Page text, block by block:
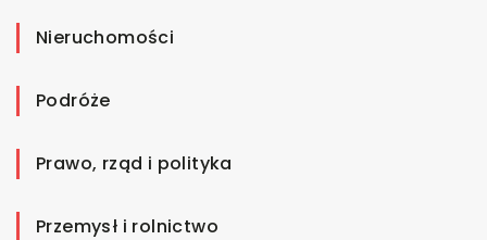
Nieruchomości
Podróże
Prawo, rząd i polityka
Przemysł i rolnictwo